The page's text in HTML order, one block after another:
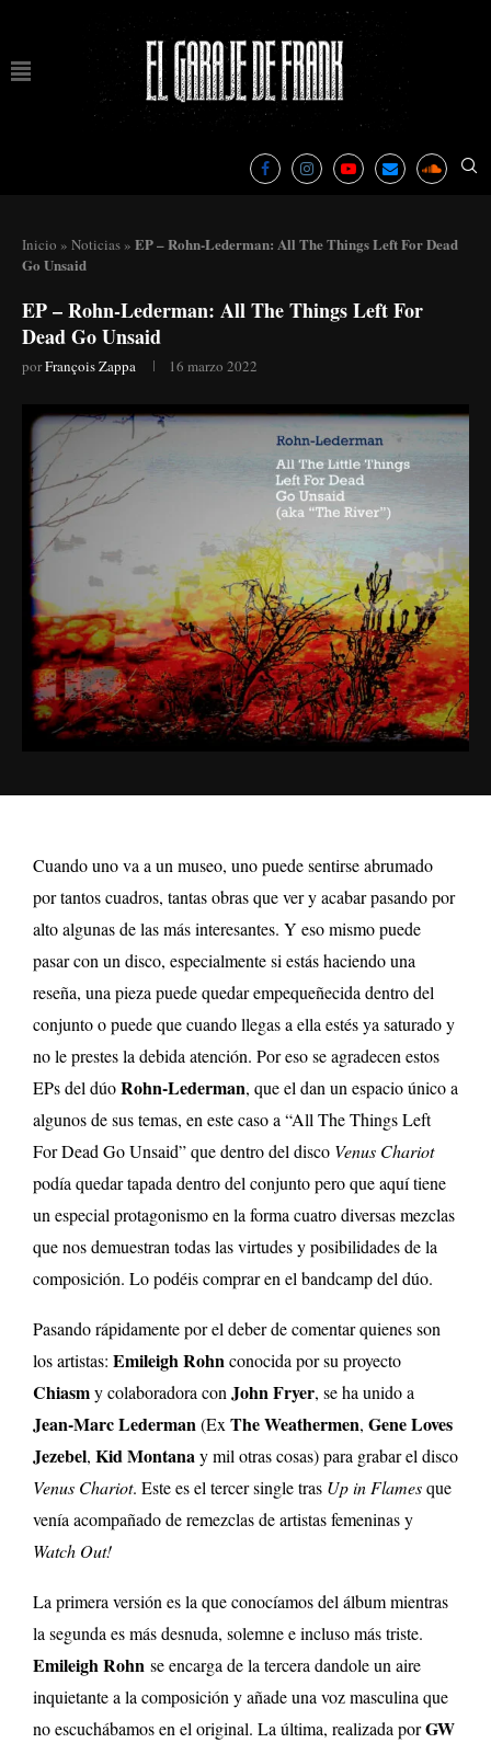
Inicio » Noticias » EP – Rohn-Lederman: All The Things Left For Dead
Go Unsaid
EP – Rohn-Lederman: All The Things Left For
Dead Go Unsaid
porFrançois Zappa 16 marzo 2022
Cuando uno va a un museo, uno puede sentirse abrumado
por tantos cuadros, tantas obras que ver y acabar pasando por
alto algunas de las más interesantes. Y eso mismo puede
pasar con un disco, especialmente si estás haciendo una
reseña, una pieza puede quedar empequeñecida dentro del
conjunto o puede que cuando llegas a ella estés ya saturado y
no le prestes la debida atención. Por eso se agradecen estos
EPs del dúoRohn-Lederman, que el dan un espacio único a
algunos de sus temas, en este caso a “All The Things Left
For Dead Go Unsaid” que dentro del disco Venus Chariot
podía quedar tapada dentro del conjunto pero que aquí tiene
un especial protagonismo en la forma cuatro diversas mezclas
que nos demuestran todas las virtudes y posibilidades de la
composición. Lo podéis comprar en el bandcamp del dúo.
Pasando rápidamente por el deber de comentar quienes son
los artistas: Emileigh Rohnconocida por su proyecto
Chiasmy colaboradora conJohn Fryer, se ha unido a
Jean-Marc Lederman(ExThe Weathermen, Gene Loves
Jezebel, Kid Montanay mil otras cosas) para grabar el disco
Venus Chariot. Este es el tercer single tras Up in Flamesque
venía acompañado de remezclas de artistas femeninas y
Watch Out!
La primera versión es la que conocíamos del álbum mientras
la segunda es más desnuda, solemne e incluso más triste.
Emileigh Rohn se encarga de la tercera dandole un aire
inquietante a la composición y añade una voz masculina que
no escuchábamos en el original. La última, realizada porGW